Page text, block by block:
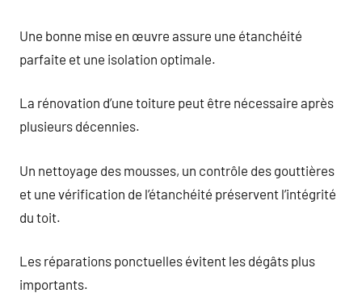
Une bonne mise en œuvre assure une étanchéité
parfaite et une isolation optimale.
La rénovation d’une toiture peut être nécessaire après
plusieurs décennies.
Un nettoyage des mousses, un contrôle des gouttières
et une vérification de l’étanchéité préservent l’intégrité
du toit.
Les réparations ponctuelles évitent les dégâts plus
importants.